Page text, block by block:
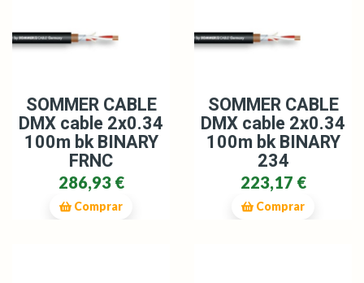
SOMMER CABLE
DMX cable 2x0.34
100m bk BINARY
FRNC
286,93 €
Comprar
SOMMER CABLE
DMX cable 2x0.34
100m bk BINARY
234
223,17 €
Comprar